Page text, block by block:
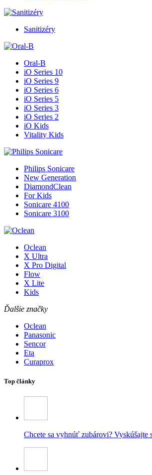
Sanitizéry
Oral-B
iO Series 10
iO Series 9
iO Series 6
iO Series 5
iO Series 3
iO Series 2
iO Kids
Vitality Kids
Philips Sonicare
New Generation
DiamondClean
For Kids
Sonicare 4100
Sonicare 3100
Oclean
X Ultra
X Pro Digital
Flow
X Lite
Kids
Ďalšie značky
Oclean
Panasonic
Sencor
Eta
Curaprox
Top články
Chcete sa vyhnúť zubárovi? Vyskúšajte